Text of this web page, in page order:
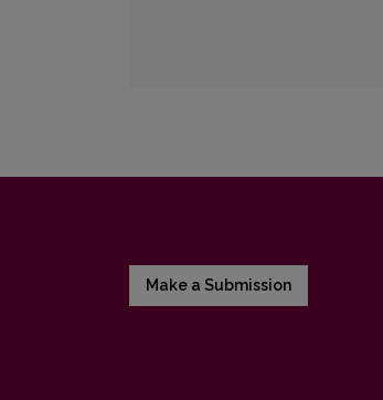
Make a Submission